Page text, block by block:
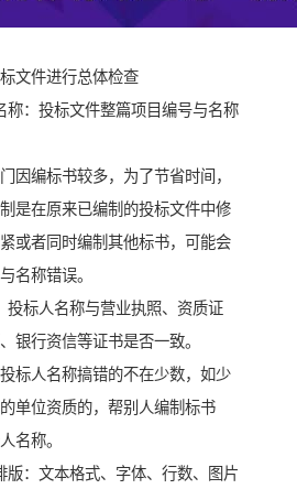
文件进行总体检查
称：投标文件整篇项目编号与名称
因编标书较多，为了节省时间，
是在原来已编制的投标文件中修
或者同时编制其他标书，可能会
名称错误。
投标人名称与营业执照、资质证
银行资信等证书是否一致。
标人名称搞错的不在少数，如少
单位资质的，帮别人编制标书
名称。
版：文本格式、字体、行数、图片